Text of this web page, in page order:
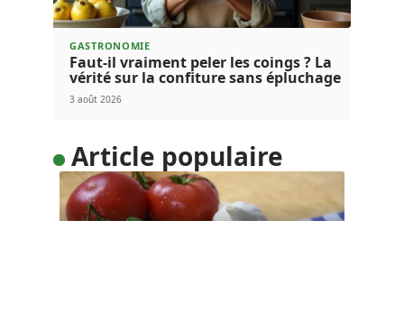
GASTRONOMIE
Faut-il vraiment peler les coings ? La
vérité sur la confiture sans épluchage
3 août 2026
Article populaire